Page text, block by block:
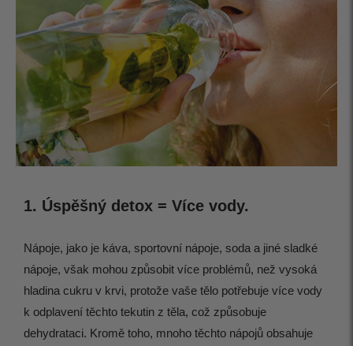
1. Úspěšný detox = Více vody.
Nápoje, jako je káva, sportovní nápoje, soda a jiné sladké
nápoje, však mohou způsobit více problémů, než vysoká
hladina cukru v krvi, protože vaše tělo potřebuje více vody
k odplavení těchto tekutin z těla, což způsobuje
dehydrataci. Kromě toho, mnoho těchto nápojů obsahuje